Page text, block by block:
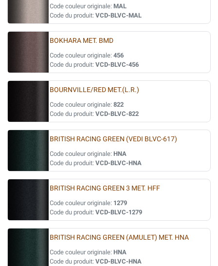
Code couleur originale: MAL
Code du produit: VCD-BLVC-MAL
BOKHARA MET. BMD
Code couleur originale: 456
Code du produit: VCD-BLVC-456
BOURNVILLE/RED MET.(L.R.)
Code couleur originale: 822
Code du produit: VCD-BLVC-822
BRITISH RACING GREEN (VEDI BLVC-617)
Code couleur originale: HNA
Code du produit: VCD-BLVC-HNA
BRITISH RACING GREEN 3 MET. HFF
Code couleur originale: 1279
Code du produit: VCD-BLVC-1279
BRITISH RACING GREEN (AMULET) MET. HNA
Code couleur originale: HNA
Code du produit: VCD-BLVC-HNA